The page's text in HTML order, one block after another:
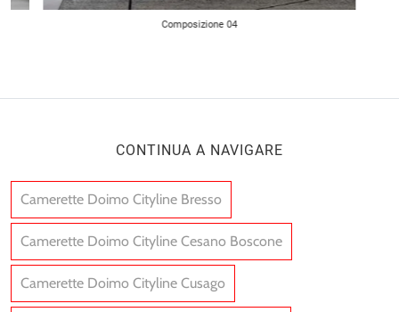
Composizione 04
CONTINUA A NAVIGARE
Camerette Doimo Cityline Bresso
Camerette Doimo Cityline Cesano Boscone
Camerette Doimo Cityline Cusago